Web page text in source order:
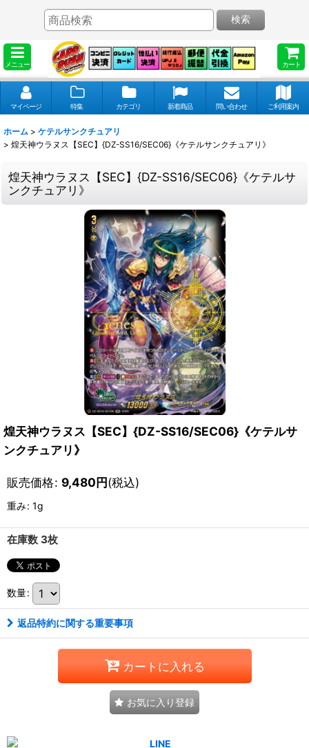
メニュー カート
検索
マイページ 特集 カテゴリ 新着商品 問い合わせ ご利用案内
ホーム > ケテルサンクチュアリ
> 煌天神ウラヌス【SEC】{DZ-SS16/SEC06}《ケテルサンクチュアリ》
煌天神ウラヌス【SEC】{DZ-SS16/SEC06}《ケテルサ
ンクチュアリ》
煌天神ウラヌス【SEC】{DZ-SS16/SEC06}《ケテルサ
ンクチュアリ》
販売価格: 9,480円(税込)
重み: 1g
在庫数 3枚
数量:
返品特約に関する重要事項
カートに入れる
お気に入り登録